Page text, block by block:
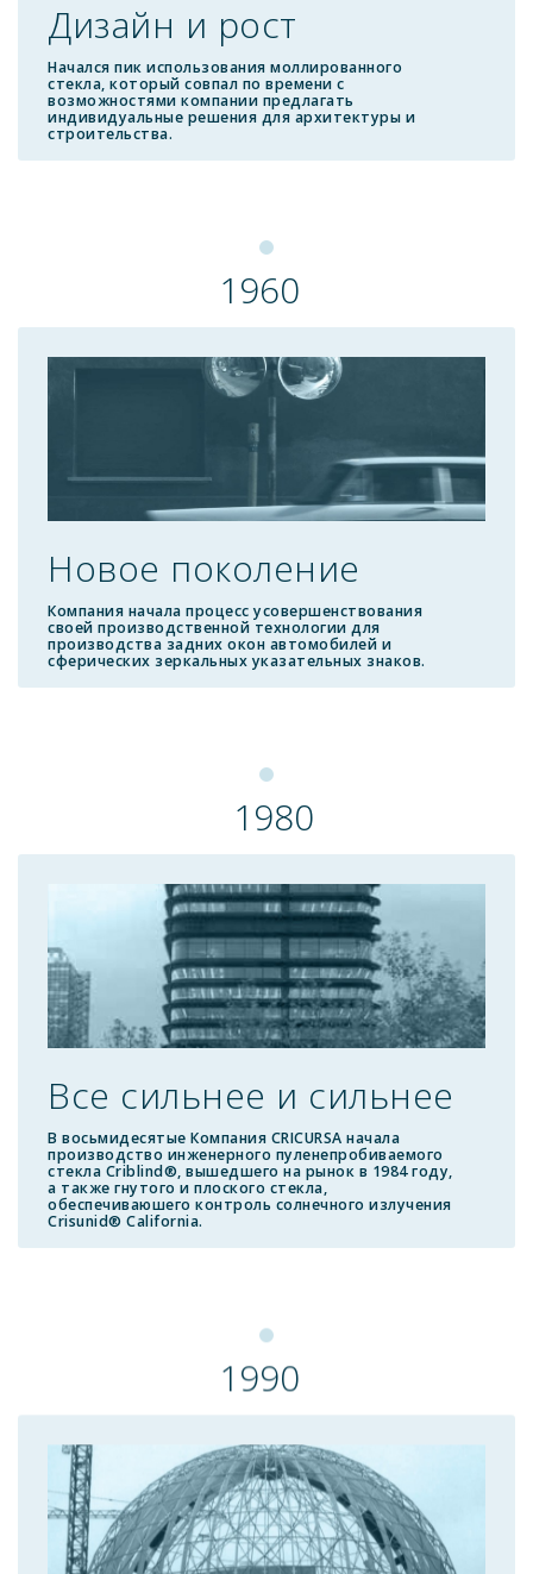
Дизайн и рост
Начался пик использования моллированного
стекла, который совпал по времени с
возможностями компании предлагать
индивидуальные решения для архитектуры и
строительства.
1960
Новое поколение
Компания начала процесс усовершенствования
своей производственной технологии для
производства задних окон автомобилей и
сферических зеркальных указательных знаков.
1980
Все сильнее и сильнее
В восьмидесятые Компания CRICURSA начала
производство инженерного пуленепробиваемого
стекла Criblind®, вышедшего на рынок в 1984 году,
а также гнутого и плоского стекла,
обеспечиваюшего контроль солнечного излучения
Crisunid® California.
1990